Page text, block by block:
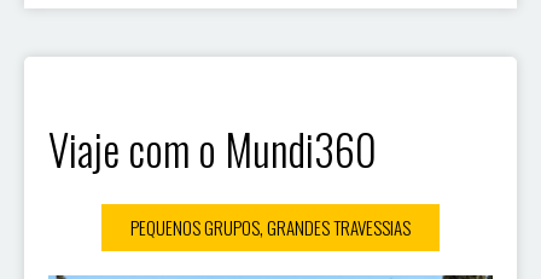
Viaje com o Mundi360
PEQUENOS GRUPOS, GRANDES TRAVESSIAS